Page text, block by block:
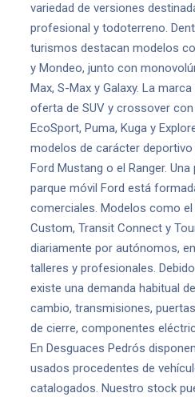
variedad de versiones
profesional y todoterreno.
turismos destacan modelos
y Mondeo, junto con
Max, S-Max y Galaxy. La
oferta de SUV y crossover
EcoSport, Puma, Kuga y
modelos de carácter
Ford Mustang o el Ranger.
parque móvil Ford está
comerciales. Modelos como
Custom, Transit Connect y
diariamente por autónomos,
talleres y profesionales.
existe una demanda habitual
cambio, transmisiones,
de cierre, componentes
En Desguaces Pedrós
usados procedentes de
catalogados. Nuestro stock